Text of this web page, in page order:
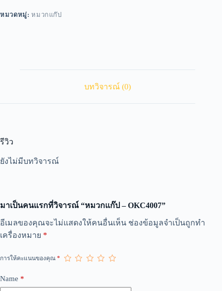
หมวดหมู่:หมวกแก๊ป
บทวิจารณ์ (0)
รีวิว
ยังไม่มีบทวิจารณ์
มาเป็นคนแรกที่วิจารณ์ “หมวกแก๊ป – OKC4007”
อีเมลของคุณจะไม่แสดงให้คนอื่นเห็น ช่องข้อมูลจำเป็นถูกทำ
เครื่องหมาย *
การให้คะแนนของคุณ *
Name *
A
t
r
a
t